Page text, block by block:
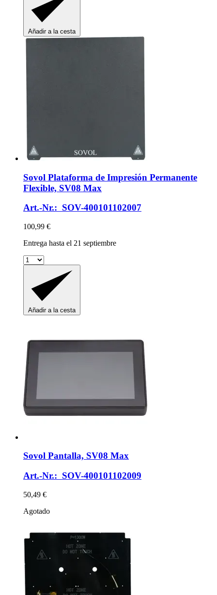
Añadir a la cesta
Sovol Plataforma de Impresión Permanente
Flexible, SV08 Max
Art.-Nr.: SOV-400101102007
100,99 €
Entrega hasta el 21 septiembre
Añadir a la cesta
Sovol Pantalla, SV08 Max
Art.-Nr.: SOV-400101102009
50,49 €
Agotado